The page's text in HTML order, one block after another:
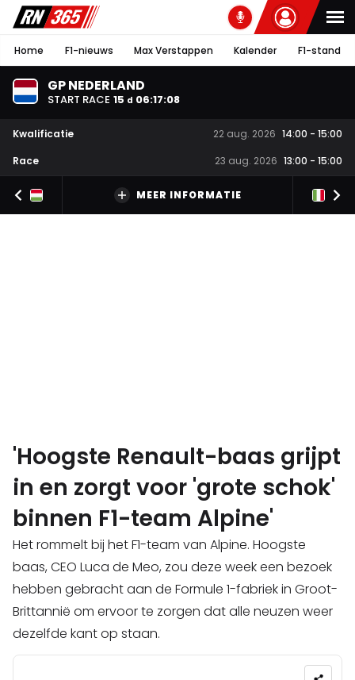
Home F1-nieuws Max Verstappen Kalender F1-stand
GP NEDERLAND
START RACE 15 d 06:17:07
Kwalificatie 22 aug. 2026 14:00 - 15:00
Race
23 aug. 2026 13:00 - 15:00
MEER INFORMATIE
'Hoogste Renault-baas grijpt
in en zorgt voor 'grote schok'
binnen F1-team Alpine'
Het rommelt bij het F1-team van Alpine. Hoogste
baas, CEO Luca de Meo, zou deze week een bezoek
hebben gebracht aan de Formule 1-fabriek in Groot-
Brittannië om ervoor te zorgen dat alle neuzen weer
dezelfde kant op staan.